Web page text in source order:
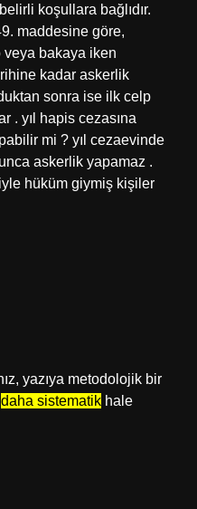
koşullara bağlıdır.
maddesine göre,
veya bakaya iken
kadar askerlik
sonra ise ilk celp
. yıl hapis cezasına
mi ? yıl cezaevinde
askerlik yapamaz .
hüküm giymiş kişiler
yazıya metodolojik bir
daha sistematik hale